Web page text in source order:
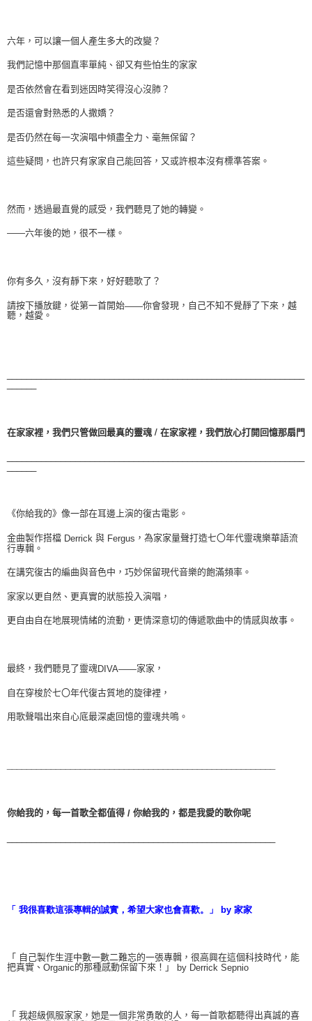
六年，可以讓一個人產生多大的改變？
我們記憶中那個直率單純、卻又有些怕生的家家
是否依然會在看到迷因時笑得沒心沒肺？
是否還會對熟悉的人撒嬌？
是否仍然在每一次演唱中傾盡全力、毫無保留？
這些疑問，也許只有家家自己能回答，又或許根本沒有標準答案。
然而，透過最直覺的感受，我們聽見了她的轉變。
——六年後的她，很不一樣。
你有多久，沒有靜下來，好好聽歌了？
請按下播放鍵，從第一首開始——你會發現，自己不知不覺靜了下來，越
聽，越愛。
______
在家家裡，我們只管做回最真的靈魂 / 在家家裡，我們放心打開回憶那扇門
______
《你給我的》像一部在耳邊上演的復古電影。
金曲製作搭檔 Derrick 與 Fergus ，為家家量聲打造七〇年代靈魂樂華語流
行專輯。
在講究復古的編曲與音色中，巧妙保留現代音樂的飽滿頻率。
家家以更自然、更真實的狀態投入演唱，
更自由自在地展現情緒的流動，更情深意切的傳遞歌曲中的情感與故事。
最終，我們聽見了靈魂DIVA——家家，
自在穿梭於七〇年代復古質地的旋律裡，
用歌聲唱出來自心底最深處回憶的靈魂共鳴。
你給我的，每一首歌全都值得 / 你給我的，都是我愛的歌你呢
「 我很喜歡這張專輯的誠實，希望大家也會喜歡。」 by 家家
「 自己製作生涯中數一數二難忘的一張專輯，很高興在這個科技時代，能
把真實、 Organic的那種感動保留下來！」 by Derrick Sepnio
「 我超級佩服家家，她是一個非常勇敢的人，每一首歌都聽得出真誠的喜